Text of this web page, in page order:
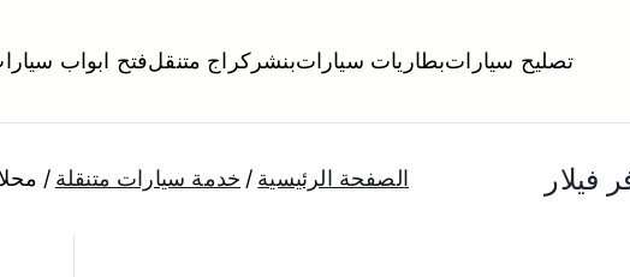
تبديل تواير تواير اطارات عجلات تصليح وصيانة سيارات امام المنزل تبديل
تصليح سياراتبطاريات سياراتبنشر كراج متنقلفتح ابواب
الصفحة الرئيسية خدمة سيارات متنقلة